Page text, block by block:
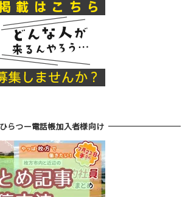
ひらつー電話帳加入者様向け